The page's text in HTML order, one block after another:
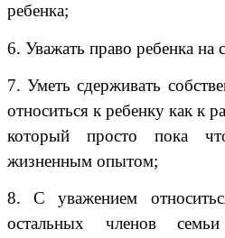
ребенка;
6. Уважать право ребенка на
7. Уметь сдерживать
относиться к ребенку как к
который просто пока
жизненным опытом;
8. С уважением
остальных членов